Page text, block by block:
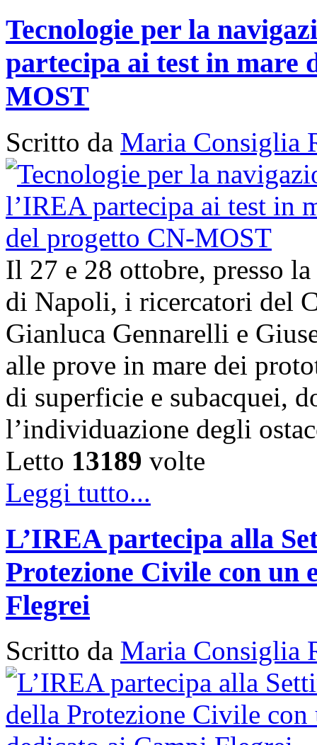
Tecnologie per la
partecipa ai test in mare
MOST
Scritto da Maria Consiglia
Il 27 e 28 ottobre, presso
di Napoli, i ricercatori del
Gianluca Gennarelli e
alle prove in mare dei
di superficie e subacquei,
l’individuazione degli
Letto 13189 volte
Leggi tutto...
L’IREA partecipa alla
Protezione Civile con un
Flegrei
Scritto da Maria Consiglia